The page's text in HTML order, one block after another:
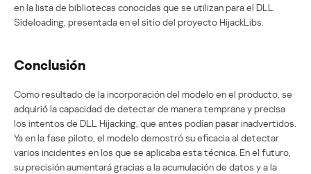
en la lista de bibliotecas conocidas que se utilizan para el DLL
Sideloading, presentada en el sitio del proyecto HijackLibs.
Conclusión
Como resultado de la incorporación del modelo en el producto, se
adquirió la capacidad de detectar de manera temprana y precisa
los intentos de DLL Hijacking, que antes podían pasar inadvertidos.
Ya en la fase piloto, el modelo demostró su eficacia al detectar
varios incidentes en los que se aplicaba esta técnica. En el futuro,
su precisión aumentará gracias a la acumulación de datos y a la